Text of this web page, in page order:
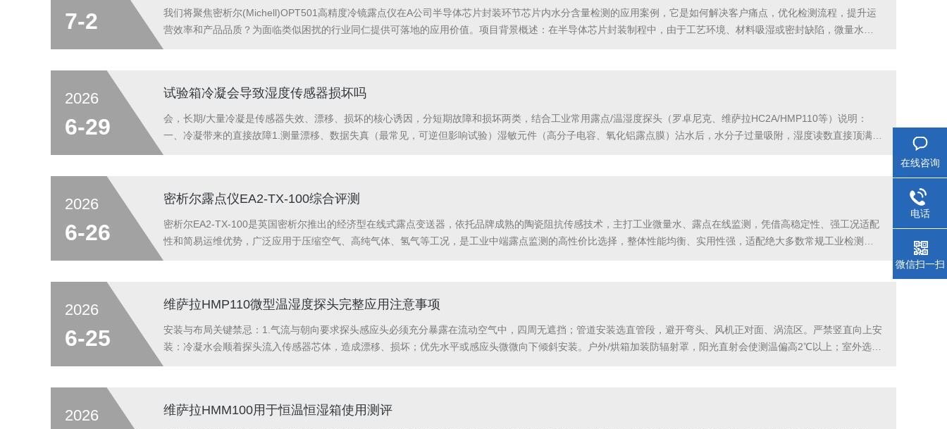
7-2
我们将聚焦密析尔(Michell)OPT501高精度冷镜露点仪在A公司半导体芯片封装环节芯片内水分含量检测的应用案例，它是如何解决客户痛点，优化检测流程，提升运
营效率和产品品质？为面临类似困扰的行业同仁提供可落地的应用价值。项目背景概述：在半导体芯片封装制程中，由于工艺环境、材料吸湿或密封缺陷，微量水汽
2026
6-29
试验箱冷凝会导致湿度传感器损坏吗
会，长期/大量冷凝是传感器失效、漂移、损坏的核心诱因，分短期故障和损坏两类，结合工业常用露点/温湿度探头（罗卓尼克、维萨拉HC2A/HMP110等）说明：
一、冷凝带来的直接故障1.测量漂移、数据失真（最常见，可逆但影响试验）湿敏元件（高分子电容、氧化铝露点膜）沾水后，水分子过量吸附，湿度读数直接顶满
2026
6-26
密析尔露点仪EA2-TX-100综合评测
密析尔EA2-TX-100是英国密析尔推出的经济型在线式露点变送器，依托品牌成熟的陶瓷阻抗传感技术，主打工业微量水、露点在线监测，凭借高稳定性、强工况适配
性和简易运维优势，广泛应用于压缩空气、高纯气体、氢气等工况，是工业中端露点监测的高性价比选择，整体性能均衡、实用性强，适配绝大多数常规工业检测场
2026
6-25
维萨拉HMP110微型温湿度探头完整应用注意事项
安装与布局关键禁忌：1.气流与朝向要求探头感应头必须充分暴露在流动空气中，四周无遮挡；管道安装选直管段，避开弯头、风机正对面、涡流区。严禁竖直向上安
装：冷凝水会顺着探头流入传感器芯体，造成漂移、损坏；优先水平或感应头微微向下倾斜安装。户外/烘箱加装防辐射罩，阳光直射会使测温偏高2℃以上；室外选北
2026 维萨拉HMM100用于恒温恒湿箱使用测评
在线咨询
电话
微信扫一扫